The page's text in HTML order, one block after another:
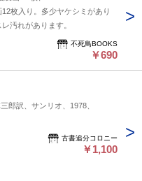
枚入り。多少ヤケシミがあり
汚れがあります。
不死鳥BOOKS
￥690
郎訳、サンリオ、1978、
古書追分コロニー
￥1,100